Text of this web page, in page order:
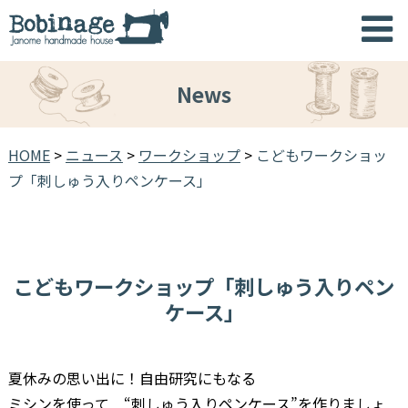
News
HOME> ニュース > ワークショップ> こどもワークショッ
プ「刺しゅう入りペンケース」
こどもワークショップ「刺しゅう入りペン
ケース」
夏休みの思い出に！自由研究にもなる
ミシンを使って “刺しゅう入りペンケース”を作りましょ